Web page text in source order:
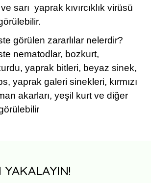
sarı yaprak kıvırcıklık virüsü
görülen zararlılar nelerdir?
nematodlar, bozkurt,
yaprak bitleri, beyaz sinek,
yaprak galeri sinekleri, kırmızı
akarları, yeşil kurt ve diğer
YAKALAYIN!